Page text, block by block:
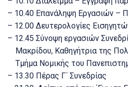
– 10.40 Επανάληψη Εργασιών –
– 12.00 Δευτερολογίες
– 12.45 Σύνοψη εργασιών
Μακρίδου, Καθηγήτρια της
Τμήμα Νομικής του
– 13.30 Πέρας Γ΄ Συνεδρίας